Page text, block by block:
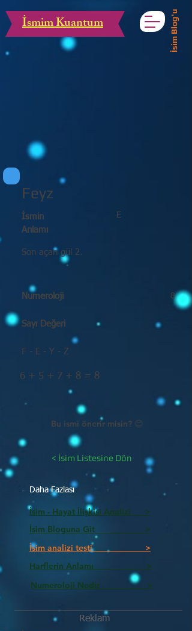
İsmim Kuantum İsim Blog'u
Feyz
E
İsmin
Anlamı
Son açan gül 2.
Numeroloji
Sayı Değeri
8
F - E - Y - Z
6 + 5 + 7 + 8 = 8
Bu ismi önerir misin? 😊
< İsim Listesine Dön
Daha Fazlası
İsim - Hayat İlişkisi Analizi >
İsim Bloguna Git >
İsim analizi testi >
Harflerin Anlamı >
Numeroloji Nedir_________ >
Reklam